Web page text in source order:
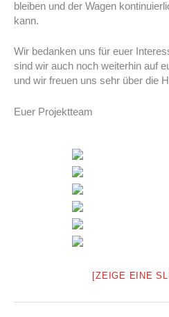
bleiben und der Wagen
kann.
Wir bedanken uns für euer
sind wir auch noch weiterhin auf
und wir freuen uns sehr über die
Euer Projektteam
[ZEIGE EINE